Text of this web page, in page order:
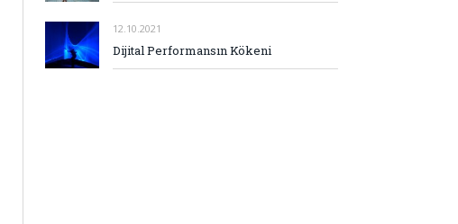
12.10.2021
Dijital Performansın Kökeni